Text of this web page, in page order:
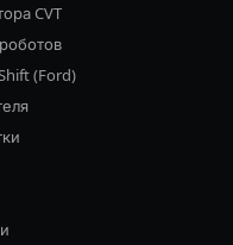
CVT
(Ford)